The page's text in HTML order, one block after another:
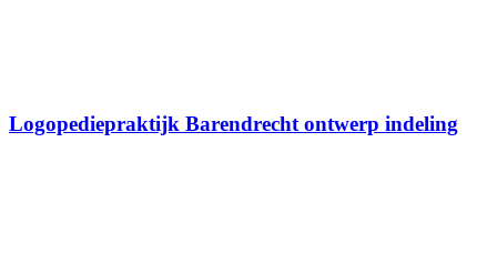
Logopediepraktijk Barendrecht ontwerp indeling